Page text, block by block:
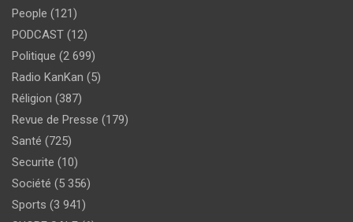
People (121)
PODCAST (12)
Politique (2 699)
Radio KanKan (5)
Réligion (387)
Revue de Presse (179)
Santé (725)
Securite (10)
Société (5 356)
Sports (3 941)